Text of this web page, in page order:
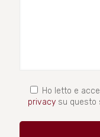
Ho letto e
privacy su questo